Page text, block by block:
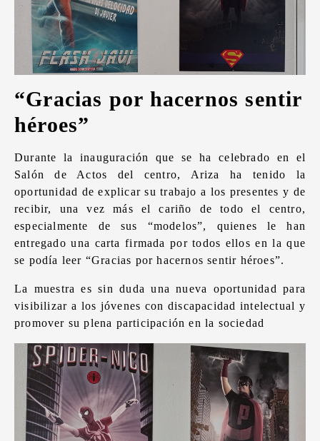
“Gracias por hacernos sentir
héroes”
Durante la inauguración que se ha celebrado en el
Salón de Actos del centro, Ariza ha tenido la
oportunidad de explicar su trabajo a los presentes y de
recibir, una vez más el cariño de todo el centro,
especialmente de sus “modelos”, quienes le han
entregado una carta firmada por todos ellos en la que
se podía leer “Gracias por hacernos sentir héroes”.
La muestra es sin duda una nueva oportunidad para
visibilizar a los jóvenes con discapacidad intelectual y
promover su plena participación en la sociedad